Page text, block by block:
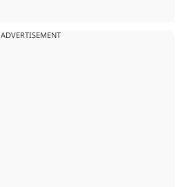
ADVERTISEMENT